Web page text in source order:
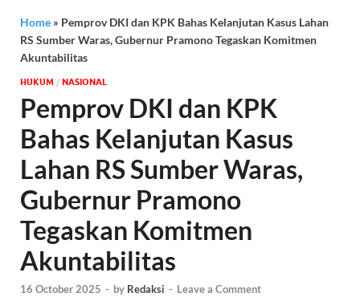
Home » Pemprov DKI dan KPK Bahas Kelanjutan Kasus Lahan
RS Sumber Waras, Gubernur Pramono Tegaskan Komitmen
Akuntabilitas
HUKUM / NASIONAL
Pemprov DKI dan KPK
Bahas Kelanjutan Kasus
Lahan RS Sumber Waras,
Gubernur Pramono
Tegaskan Komitmen
Akuntabilitas
16 October 2025 - by Redaksi - Leave a Comment